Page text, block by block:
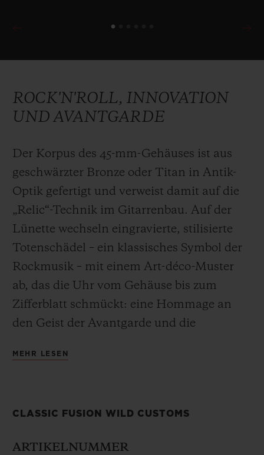
ungezügelten Kreativität der beiden Partner
neuen Materialien und revolutionären
Mechanismen. Die Schweizer Uhrenmarke
erhalten: für das kratzfeste Magic Gold,
farbige Keramik und Saphirgläser sowie für
ihre Unico-, Meca-10- und Tourbillon-
Manufakturwerke. Wild Customs wiederum
wird im Juli in Nashville den Gyrock
vorstellen – einen patentierten
Mechanismus, der die Verwendung von
Tonabnehmern bei E-Gitarren
revolutionieren soll.
ROCK'N'ROLL, INNOVATION
UND AVANTGARDE
Der Korpus des 45-mm-Gehäuses ist aus
geschwärzter Bronze oder Titan in Antik-
Optik gefertigt und verweist damit auf die
„Relic“-Technik im Gitarrenbau. Auf der
Lünette wechseln eingravierte, stilisierte
Totenschädel – ein klassisches Symbol der
Rockmusik – mit einem Art-déco-Muster
ab, das die Uhr vom Gehäuse bis zum
Zifferblatt schmückt: eine Hommage an
den Geist der Avantgarde und die
Jahrhundert, inspiriert vom berühmten
in Surf Green strahlt die Energie der
MEHR LESEN
CLASSIC FUSION WILD CUSTOMS
ARTIKELNUMMER